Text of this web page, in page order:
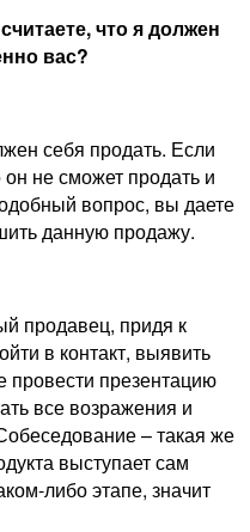
что я должен
вас?
себя продать. Если
не сможет продать и
вопрос, вы даете
данную продажу.
продавец, придя к
в контакт, выявить
провести презентацию
все возражения и
– такая же
выступает сам
либо этапе, значит